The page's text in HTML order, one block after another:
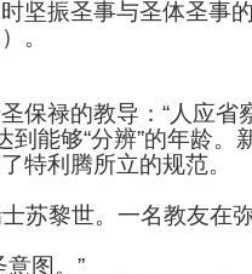
坚振圣事与圣体圣事
。
保禄的教导：“人应省
到能够“分辨”的年龄。
特利腾所立的规范。
苏黎世。一名教友在
意图。”